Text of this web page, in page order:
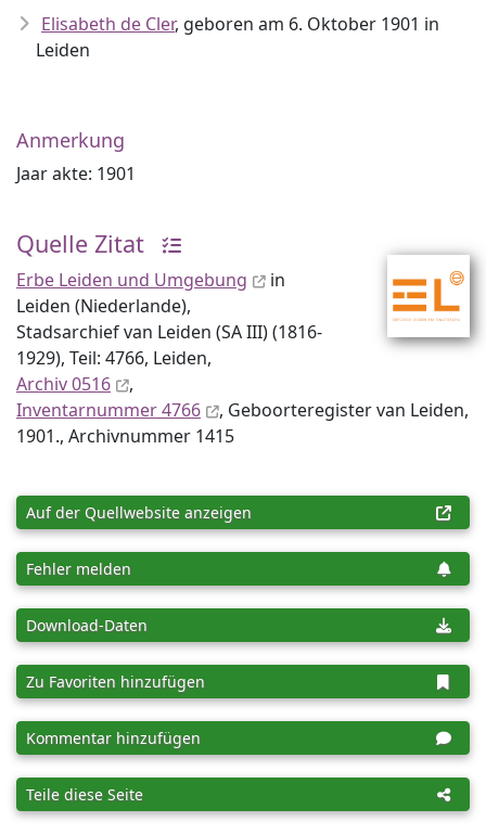
Elisabeth de Cler, geboren am 6. Oktober 1901 in
Leiden
Anmerkung
Jaar akte: 1901
Quelle Zitat
Erbe Leiden und Umgebung
in
Leiden (Niederlande),
Stadsarchief van Leiden (SA III) (1816-
1929), Teil: 4766, Leiden,
Archiv 0516
,
Inventar­nummer 4766
, Geboorteregister van Leiden,
1901., Archiv­nummer 1415
Auf der Quellwebsite anzeigen
Fehler melden
Download-Daten
Zu Favoriten hinzufügen
Kommentar hinzufügen
Teile diese Seite